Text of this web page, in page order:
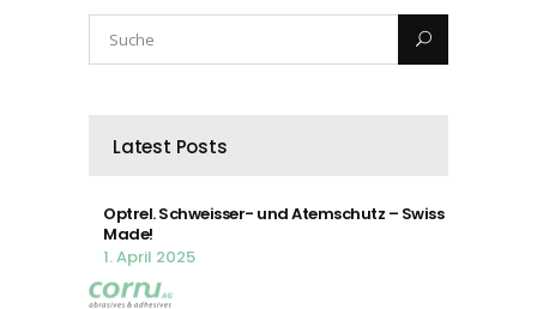
Latest Posts
Optrel. Schweisser- und Atemschutz – Swiss
Made!
1. April 2025